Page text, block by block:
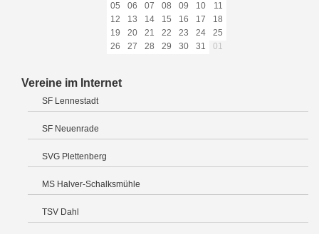
05
06 07 08 09 10
11
12
13 14 15 16 17
18
19
20 21 22 23 24
25
26
27 28 29 30 31 01
Vereine im Internet
SF Lennestadt
SF Neuenrade
SVG Plettenberg
MS Halver-Schalksmühle
TSV Dahl